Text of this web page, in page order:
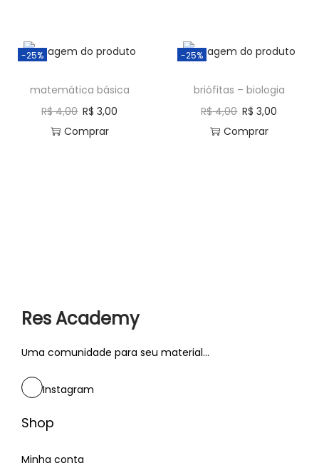
-25%
matemática básica
R$4,00 R$ 3,00
Comprar
-25%
briófitas – biologia
R$4,00 R$ 3,00
Comprar
Res Academy
Uma comunidade para seu material...
Instagram
Shop
Minha conta